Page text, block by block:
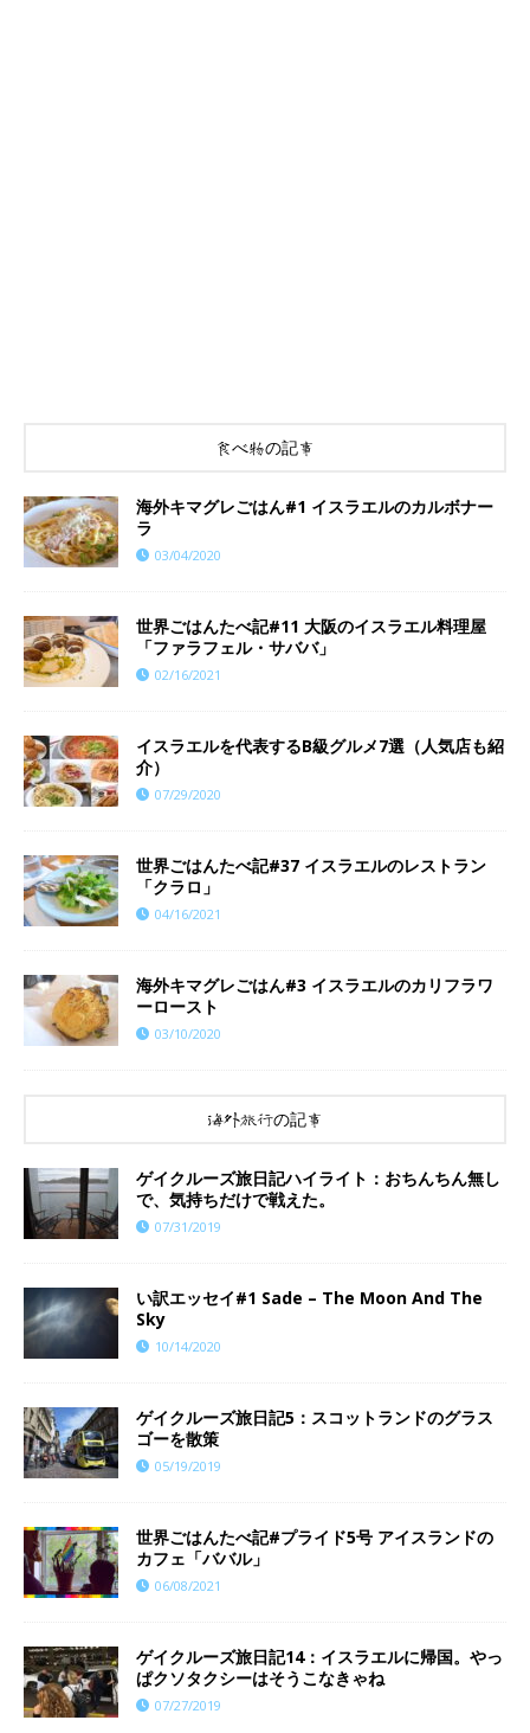
食べ物の記事
海外キマグレごはん#1 イスラエルのカルボナー
ラ
03/04/2020
世界ごはんたべ記#11 大阪のイスラエル料理屋
「ファラフェル・サババ」
02/16/2021
イスラエルを代表するB級グルメ7選（人気店も紹
介）
07/29/2020
世界ごはんたべ記#37 イスラエルのレストラン
「クラロ」
04/16/2021
海外キマグレごはん#3 イスラエルのカリフラワ
ーロースト
03/10/2020
海外旅行の記事
ゲイクルーズ旅日記ハイライト：おちんちん無し
で、気持ちだけで戦えた。
07/31/2019
い訳エッセイ#1 Sade – The Moon And The
Sky
10/14/2020
ゲイクルーズ旅日記5：スコットランドのグラス
ゴーを散策
05/19/2019
世界ごはんたべ記#プライド5号 アイスランドの
カフェ「ババル」
06/08/2021
ゲイクルーズ旅日記14：イスラエルに帰国。やっ
ぱクソタクシーはそうこなきゃね
07/27/2019